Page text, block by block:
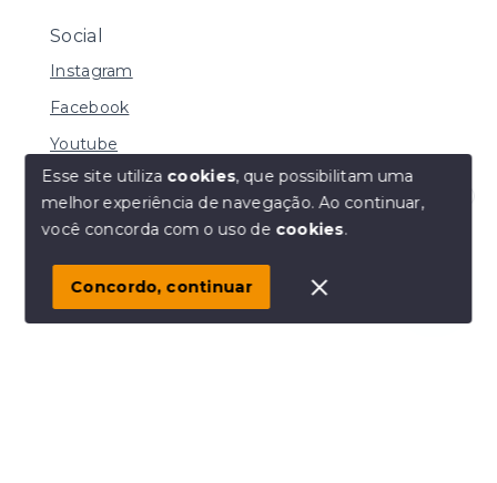
Olá! Estamos disponíveis para te ajudar.
Social
Instagram
Facebook
Youtube
© Copyright 2026 - MACHADO CORRETORA DE
SITE PARA IMOBILIARIA
Esse site utiliza cookies, que possibilitam uma
melhor experiência de navegação.Ao continuar,
você concorda com o uso de cookies.
Concordo, continuar